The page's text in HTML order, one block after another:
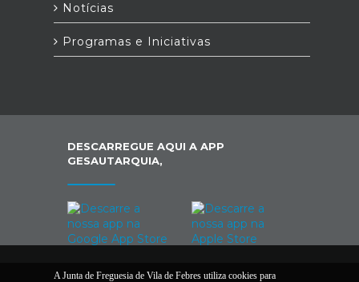
Notícias
Programas e Iniciativas
DESCARREGUE AQUI A APP
GESAUTARQUIA,
A Junta de Freguesia de Vila de Febres utiliza cookies para